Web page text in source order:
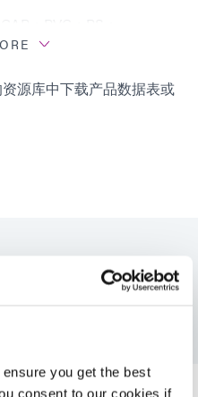
you get the best
consent to our cookies if
；PVC；PS；
源库中下载产品数据表或